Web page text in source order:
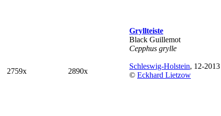
2759x 2890x
Gryllteiste
Black Guillemot
Cepphus grylle
Schleswig-Holstein, 12-2013
© Eckhard Lietzow